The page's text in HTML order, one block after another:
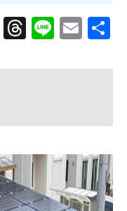
X T
hr
e
d
Li
n
e
E
m
ai